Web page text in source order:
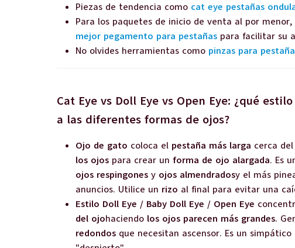
Piezas de tendencia como cat eye pestañas
Para los paquetes de inicio de venta al por menor,
mejor pegamento para pestañas para facilitar su
No olvides herramientas como pinzas para
Cat Eye vs Doll Eye vs Open Eye: ¿qué
a las diferentes formas de ojos?
Ojo de gato coloca el pestaña más larga cerca del
los ojos para crear un forma de ojo alargada. Es
ojos respingones y ojos almendradosy el más
anuncios. Utilice un rizo al final para evitar una
Estilo Doll Eye / Baby Doll Eye / Open Eye
del ojohaciendo los ojos parecen más grandes.
redondos que necesitan ascensor. Es un simpático